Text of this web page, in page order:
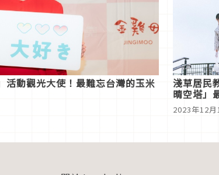
活動觀光大使！最難忘台灣的玉米 淺草居民
晴空塔」
2023年12月